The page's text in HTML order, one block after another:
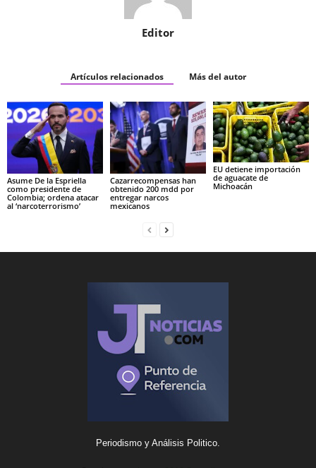
Editor
Artículos relacionados Más del autor
Asume De la Espriella
como presidente de
Colombia; ordena atacar
al ‘narcoterrorismo’
Cazarrecompensas han
obtenido 200 mdd por
entregar narcos
mexicanos
EU detiene importación
de aguacate de
Michoacán
Periodismo y Análisis Politico.